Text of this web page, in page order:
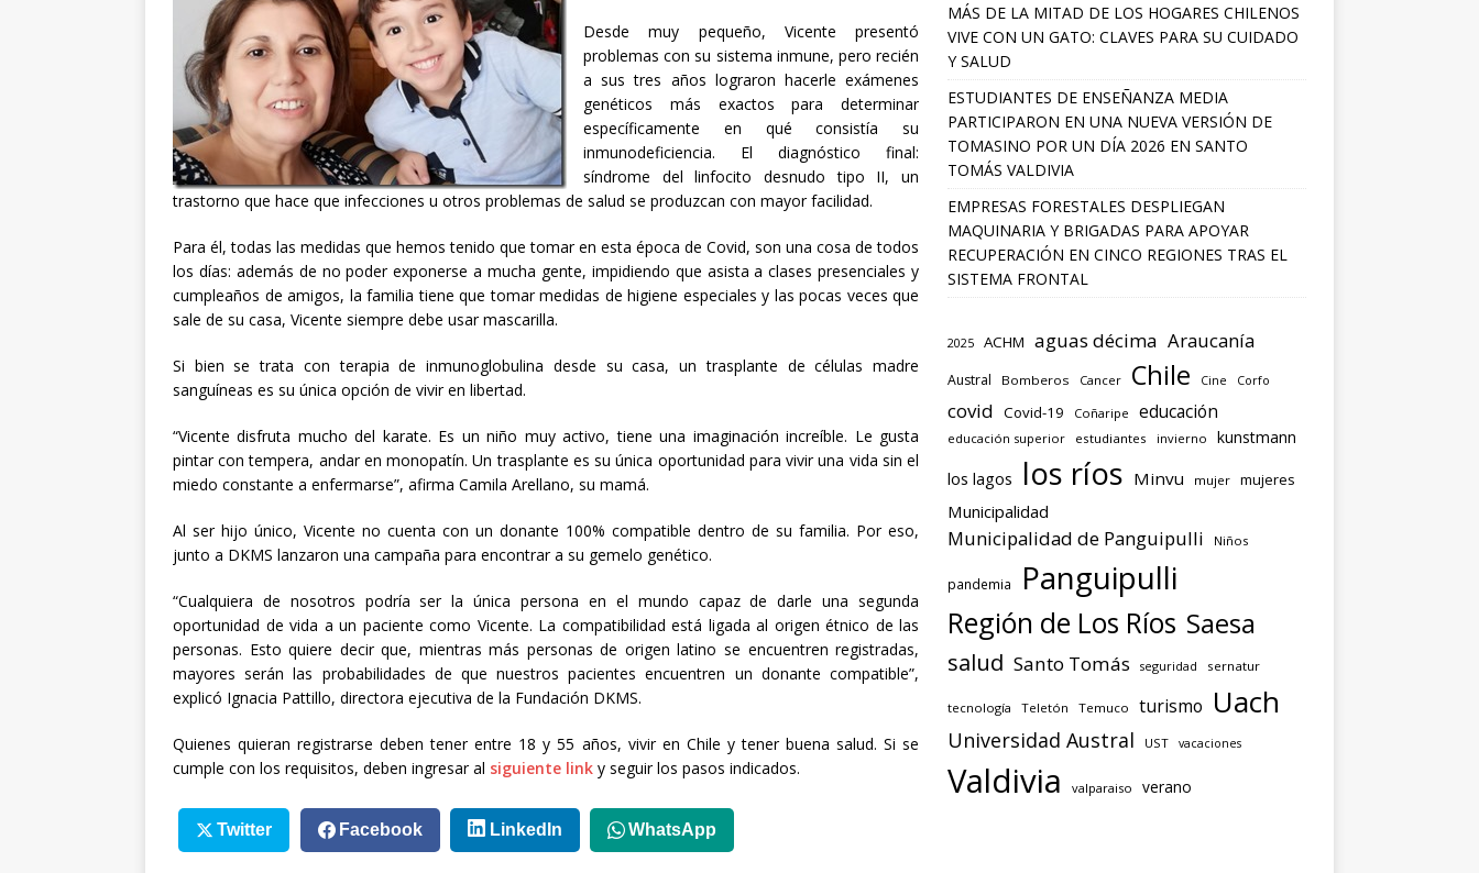
Desde muy pequeño, Vicente presentó
problemas con su sistema inmune, pero recién
a sus tres años lograron hacerle exámenes
genéticos más exactos para determinar
específicamente en qué consistía su
inmunodeficiencia. El diagnóstico final:
síndrome del linfocito desnudo tipo II, un
trastorno que hace que infecciones u otros problemas de salud se produzcan con mayor facilidad.
Para él, todas las medidas que hemos tenido que tomar en esta época de Covid, son una cosa de todos
los días: además de no poder exponerse a mucha gente, impidiendo que asista a clases presenciales y
cumpleaños de amigos, la familia tiene que tomar medidas de higiene especiales y las pocas veces que
sale de su casa, Vicente siempre debe usar mascarilla.
Si bien se trata con terapia de inmunoglobulina desde su casa, un trasplante de células madre
sanguíneas es su única opción de vivir en libertad.
“Vicente disfruta mucho del karate. Es un niño muy activo, tiene una imaginación increíble. Le gusta
pintar con tempera, andar en monopatín. Un trasplante es su única oportunidad para vivir una vida sin el
miedo constante a enfermarse”, afirma Camila Arellano, su mamá.
Al ser hijo único, Vicente no cuenta con un donante 100% compatible dentro de su familia. Por eso,
junto a DKMS lanzaron una campaña para encontrar a su gemelo genético.
“Cualquiera de nosotros podría ser la única persona en el mundo capaz de darle una segunda
oportunidad de vida a un paciente como Vicente. La compatibilidad está ligada al origen étnico de las
personas. Esto quiere decir que, mientras más personas de origen latino se encuentren registradas,
mayores serán las probabilidades de que nuestros pacientes encuentren un donante compatible”,
explicó Ignacia Pattillo, directora ejecutiva de la Fundación DKMS.
Quienes quieran registrarse deben tener entre 18 y 55 años, vivir en Chile y tener buena salud. Si se
cumple con los requisitos, deben ingresar al siguiente link y seguir los pasos indicados.
Twitter Facebook LinkedIn WhatsApp
MÁS DE LA MITAD DE LOS HOGARES CHILENOS
VIVE CON UN GATO: CLAVES PARA SU CUIDADO
Y SALUD
ESTUDIANTES DE ENSEÑANZA MEDIA
PARTICIPARON EN UNA NUEVA VERSIÓN DE
TOMASINO POR UN DÍA 2026 EN SANTO
TOMÁS VALDIVIA
EMPRESAS FORESTALES DESPLIEGAN
MAQUINARIA Y BRIGADAS PARA APOYAR
RECUPERACIÓN EN CINCO REGIONES TRAS EL
SISTEMA FRONTAL
2025 ACHM aguas décima Araucanía
Austral Bomberos Cancer Chile Cine Corfo
covid Covid-19 Coñaripe educación
educación superior estudiantes invierno kunstmann
los lagos los ríos Minvu mujer mujeres
Municipalidad
Municipalidad de Panguipulli Niños
pandemia Panguipulli
Región de Los Ríos Saesa
salud Santo Tomás seguridad sernatur
tecnología Teletón Temuco turismo Uach
Universidad Austral UST vacaciones
Valdivia valparaiso verano